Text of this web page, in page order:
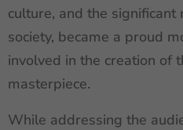
culture, and the significant
society, became a proud
involved in the creation of
masterpiece.
While addressing the